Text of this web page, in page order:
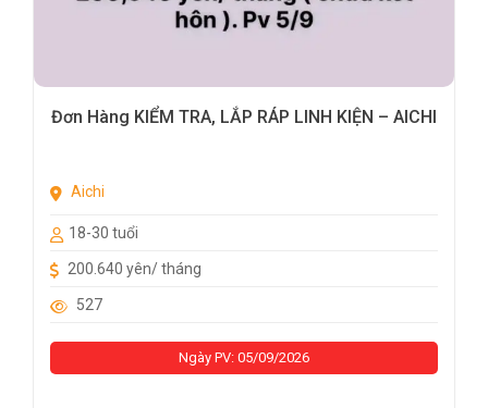
Đơn Hàng KIỂM TRA, LẮP RÁP LINH KIỆN – AICHI
Aichi
18-30 tuổi
200.640 yên/ tháng
527
Ngày PV: 05/09/2026